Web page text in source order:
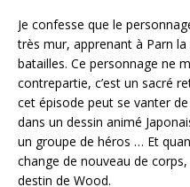
Je confesse que le
très mur, apprenant à Parn
batailles. Ce personnage ne
contrepartie, c’est un sacré
cet épisode peut se vanter
dans un dessin animé
un groupe de héros … Et
change de nouveau de
destin de Wood.